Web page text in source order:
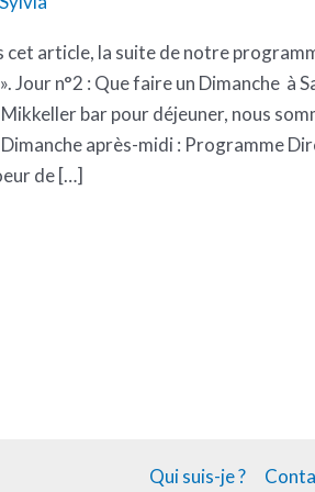
cet article, la suite de notre
Jour n°2 : Que faire un Dimanche à
bar pour déjeuner, nous
après-midi : Programme
de […]
Qui suis-je ?